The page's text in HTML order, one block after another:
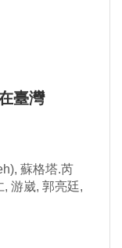
臺灣
蘇格塔.芮
游崴, 郭亮廷,
曾少千,